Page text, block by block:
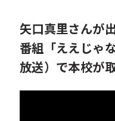
矢口真里さんが
番組「ええじゃ
放送）で本校が